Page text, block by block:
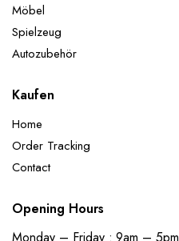
Möbel
Spielzeug
Autozubehör
Kaufen
Home
Order Tracking
Contact
Opening Hours